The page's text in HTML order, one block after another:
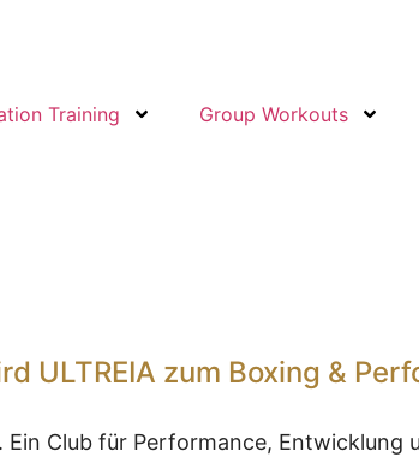
Training Group Workouts
ULTREIA zum Boxing &
Ein Club für Performance, Entwicklung